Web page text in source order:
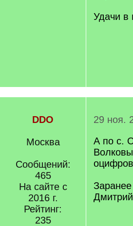
Удачи в
DDO
Москва
Сообщений:
465
На сайте с
2016 г.
Рейтинг:
235
29 ноя.
А по с.
Дмитрий